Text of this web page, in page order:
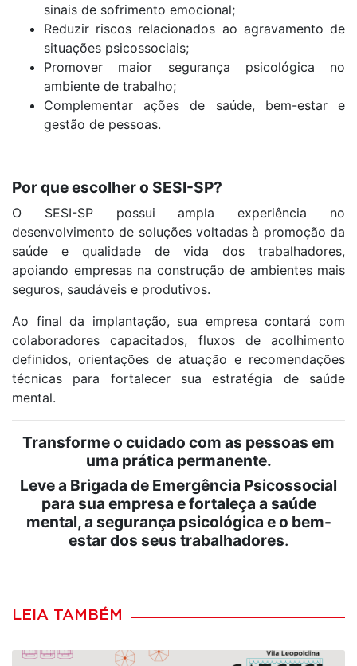
sinais de sofrimento emocional;
Reduzir riscos relacionados ao agravamento de
situações psicossociais;
Promover maior segurança psicológica no
ambiente de trabalho;
Complementar ações de saúde, bem-estar e
gestão de pessoas.
Por que escolher o SESI-SP?
O SESI-SP possui ampla experiência no
desenvolvimento de soluções voltadas à promoção da
saúde e qualidade de vida dos trabalhadores,
apoiando empresas na construção de ambientes mais
seguros, saudáveis e produtivos.
Ao final da implantação, sua empresa contará com
colaboradores capacitados, fluxos de acolhimento
definidos, orientações de atuação e recomendações
técnicas para fortalecer sua estratégia de saúde
mental.
Transforme o cuidado com as pessoas em
uma prática permanente.
Leve a Brigada de Emergência Psicossocial
para sua empresa e fortaleça a saúde
mental, a segurança psicológica e o bem-
estar dos seus trabalhadores.
LEIA TAMBÉM